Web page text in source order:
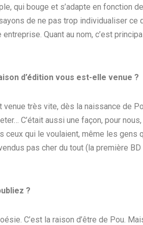
qui bouge et s’adapte en fonction
de ne pas trop individualiser ce
Quant au nom, c’est
d’édition vous est-elle venue ?
très vite, dès la naissance de
C’était aussi une façon, pour
qui le voulaient, même les gens
pas cher du tout (la première BD
?
C’est la raison d’être de Pou.